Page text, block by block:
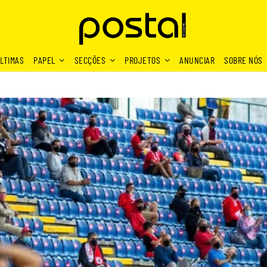
PAPEL SECÇÕES PROJETOS ANUNCIAR SOBRE NÓS